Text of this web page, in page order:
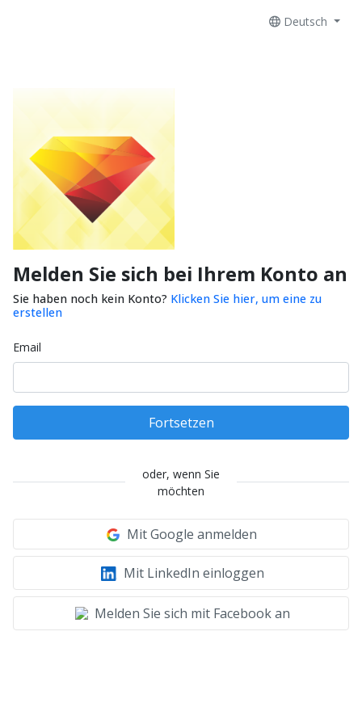
Deutsch
Melden Sie sich bei Ihrem Konto an
Sie haben noch kein Konto? Klicken Sie hier, um eine zu
erstellen
Email
Fortsetzen
oder, wenn Sie
möchten
Mit Google anmelden
Mit LinkedIn einloggen
Melden Sie sich mit Facebook an